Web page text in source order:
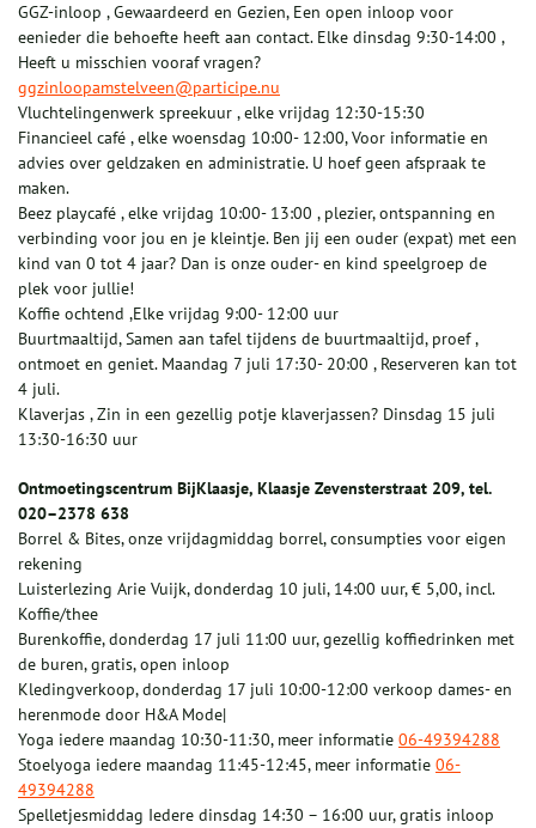
GGZ-inloop , Gewaardeerd en Gezien, Een open inloop voor
eenieder die behoefte heeft aan contact. Elke dinsdag 9:30-14:00 ,
Heeft u misschien vooraf vragen?
ggzinloopamstelveen@participe.nu
Vluchtelingenwerk spreekuur , elke vrijdag 12:30-15:30
Financieel café , elke woensdag 10:00- 12:00, Voor informatie en
advies over geldzaken en administratie. U hoef geen afspraak te
maken.
Beez playcafé , elke vrijdag 10:00- 13:00 , plezier, ontspanning en
verbinding voor jou en je kleintje. Ben jij een ouder (expat) met een
kind van 0 tot 4 jaar? Dan is onze ouder- en kind speelgroep de
plek voor jullie!
Koffie ochtend ,Elke vrijdag 9:00- 12:00 uur
Buurtmaaltijd, Samen aan tafel tijdens de buurtmaaltijd, proef ,
ontmoet en geniet. Maandag 7 juli 17:30- 20:00 , Reserveren kan tot
4 juli.
Klaverjas , Zin in een gezellig potje klaverjassen? Dinsdag 15 juli
13:30-16:30 uur
Ontmoetingscentrum BijKlaasje, Klaasje Zevensterstraat 209, tel.
020–2378 638
Borrel & Bites, onze vrijdagmiddag borrel, consumpties voor eigen
rekening
Luisterlezing Arie Vuijk, donderdag 10 juli, 14:00 uur, € 5,00, incl.
Koffie/thee
Burenkoffie, donderdag 17 juli 11:00 uur, gezellig koffiedrinken met
de buren, gratis, open inloop
Kledingverkoop, donderdag 17 juli 10:00-12:00 verkoop dames- en
herenmode door H&A Mode|
Yoga iedere maandag 10:30-11:30, meer informatie 06-49394288
Stoelyoga iedere maandag 11:45-12:45, meer informatie 06-
49394288
Spelletjesmiddag Iedere dinsdag 14:30 – 16:00 uur, gratis inloop